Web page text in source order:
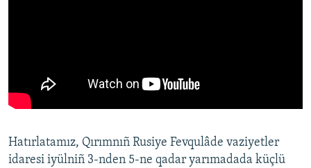
Hatırlatamız, Qırımnıñ Rusiye Fevqulâde vaziyetler
idaresi iyülniñ 3-nden 5-ne qadar yarımadada küçlü